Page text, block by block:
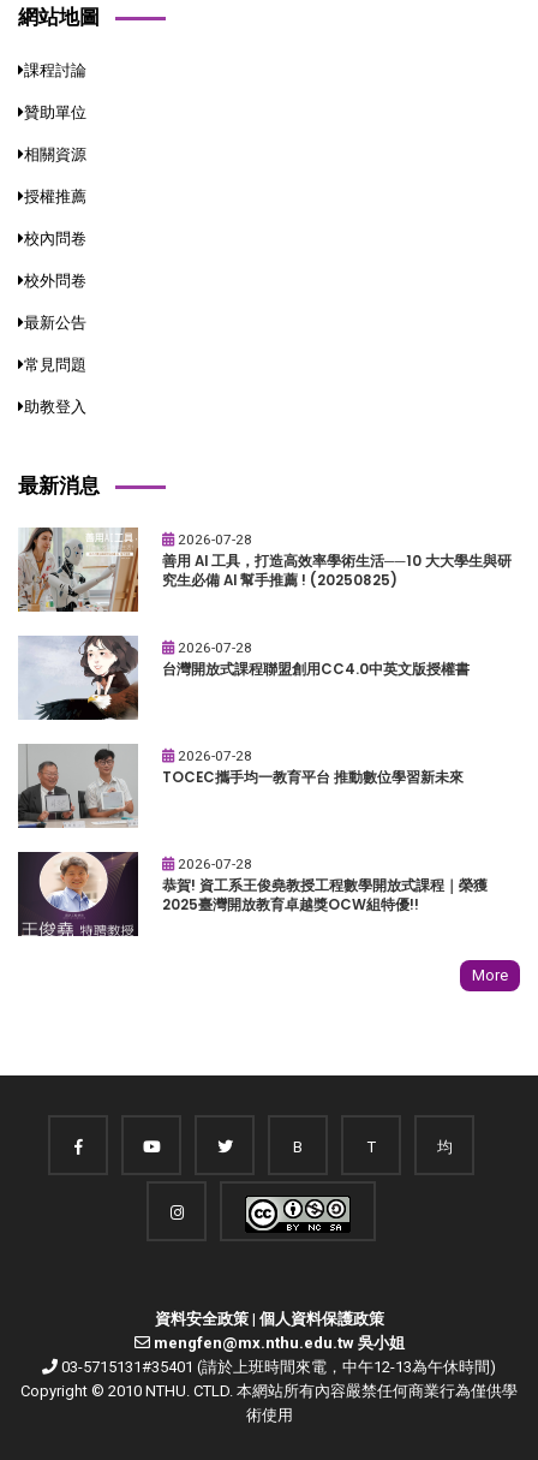
網站地圖
課程討論
贊助單位
相關資源
授權推薦
校內問卷
校外問卷
最新公告
常見問題
助教登入
最新消息
2026-07-28
善用 AI 工具，打造高效率學術生活──10 大大學生與研
究生必備 AI 幫手推薦 ! (20250825)
2026-07-28
台灣開放式課程聯盟創用CC4.0中英文版授權書
2026-07-28
TOCEC攜手均一教育平台 推動數位學習新未來
2026-07-28
恭賀! 資工系王俊堯教授工程數學開放式課程｜榮獲
2025臺灣開放教育卓越獎OCW組特優!!
More
B T 均
資料安全政策| 個人資料保護政策
mengfen@mx.nthu.edu.tw 吳小姐
03-5715131#35401 (請於上班時間來電，中午12-13為午休時間)
Copyright © 2010 NTHU. CTLD. 本網站所有內容嚴禁任何商業行為僅供學
術使用